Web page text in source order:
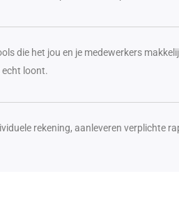
die het jou en je medewerkers
loont.
rekening, aanleveren verplichte